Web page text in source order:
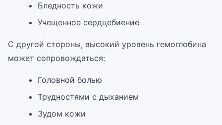
Бледность кожи
Учещенное сердцебиение
С другой стороны, высокий уровень гемоглобина
может сопровождаться:
Головной болью
Трудностями с дыханием
Зудом кожи